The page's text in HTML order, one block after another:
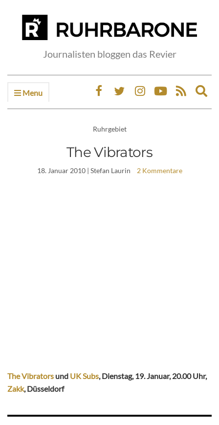
Journalisten bloggen das Revier
Menu
Ruhrgebiet
The Vibrators
18. Januar 2010| Stefan Laurin 2 Kommentare
The Vibrators und UK Subs, Dienstag, 19. Januar, 20.00 Uhr,
Zakk, Düsseldorf